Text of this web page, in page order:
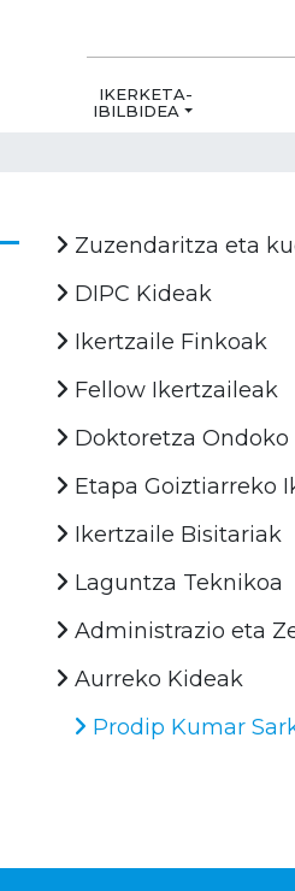
IKERKETA-
IBILBIDEA
Zuzendaritza eta
DIPC Kideak
Ikertzaile Finkoak
Fellow Ikertzaileak
Doktoretza
Etapa Goiztiarreko
Ikertzaile Bisitariak
Laguntza Teknikoa
Administrazio eta
Aurreko Kideak
Prodip Kumar